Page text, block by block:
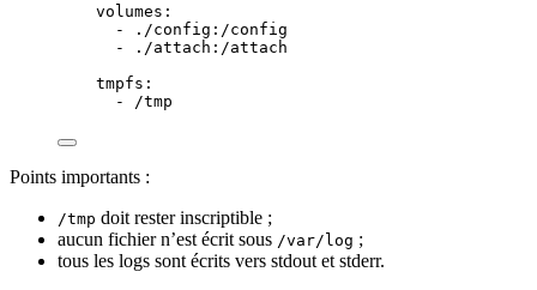
volumes :
-
./config:/config
-
./attach:/attach
tmpfs :
-
/tmp
Points importants :
/tmp doit rester inscriptible ;
aucun fichier n’est écrit sous /var/log ;
tous les logs sont écrits vers stdout et stderr.